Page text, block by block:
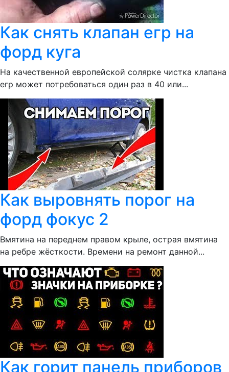
Как снять клапан егр на
форд куга
На качественной европейской солярке чистка клапана
егр может потребоваться один раз в 40 или...
Как выровнять порог на
форд фокус 2
Вмятина на переднем правом крыле, острая вмятина
на ребре жёсткости. Времени на ремонт данной...
Как горит панель приборов